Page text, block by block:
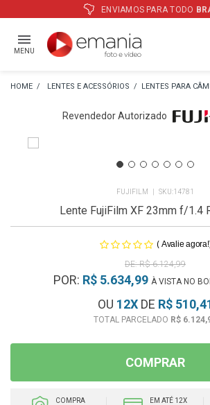
ATÉ12XE
MENU
LENTES E ACESSÓRIOS LENTES PARA
Revendedor Autorizado
FUJIFILM 14781
Lente FujiFilm XF 23mm f/1.4
( Avalie agora!
R$ 6.124,99
POR: R$ 5.634,99 À VISTA NO
OU 12XDE R$
R$
COMPRAR
COMPRA
EM ATÉ 12X